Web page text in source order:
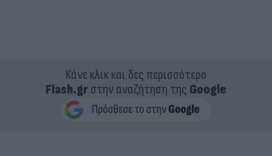
Κάνε κλικ και δες περισσότερο
Flash.grστην αναζήτηση της Google